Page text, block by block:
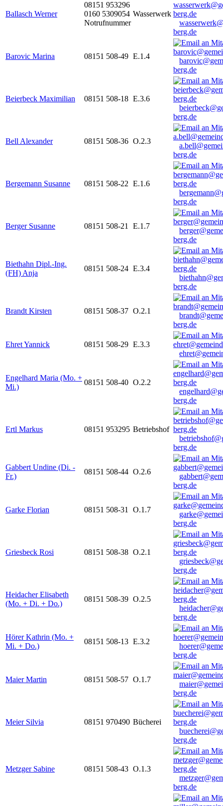
Ballasch Werner
08151 953296
0160 5309054
Notrufnummer
Wasserwerk
berg.de
Barovic Marina 08151 508-49 E.1.4
berg.de
Beierbeck Maximilian 08151 508-18 E.3.6
berg.de
Bell Alexander 08151 508-36 O.2.3
berg.de
Bergemann Susanne 08151 508-22 E.1.6
berg.de
Berger Susanne 08151 508-21 E.1.7
berg.de
Biethahn Dipl.-Ing.
(FH) Anja
08151 508-24 E.3.4
berg.de
Brandt Kirsten 08151 508-37 O.2.1
berg.de
Ehret Yannick 08151 508-29 E.3.3
Engelhard Maria (Mo. +
Mi.)
08151 508-40 O.2.2
berg.de
Ertl Markus 08151 953295 Betriebshof
berg.de
Gabbert Undine (Di. -
Fr.)
08151 508-44 O.2.6
berg.de
Garke Florian 08151 508-31 O.1.7
berg.de
Griesbeck Rosi 08151 508-38 O.2.1
berg.de
Heidacher Elisabeth
(Mo. + Di. + Do.)
08151 508-39 O.2.5
berg.de
Hörer Kathrin (Mo. +
Mi. + Do.)
08151 508-13 E.3.2
berg.de
Maier Martin 08151 508-57 O.1.7
berg.de
Meier Silvia 08151 970490 Bücherei
berg.de
Metzger Sabine 08151 508-43 O.1.3
berg.de